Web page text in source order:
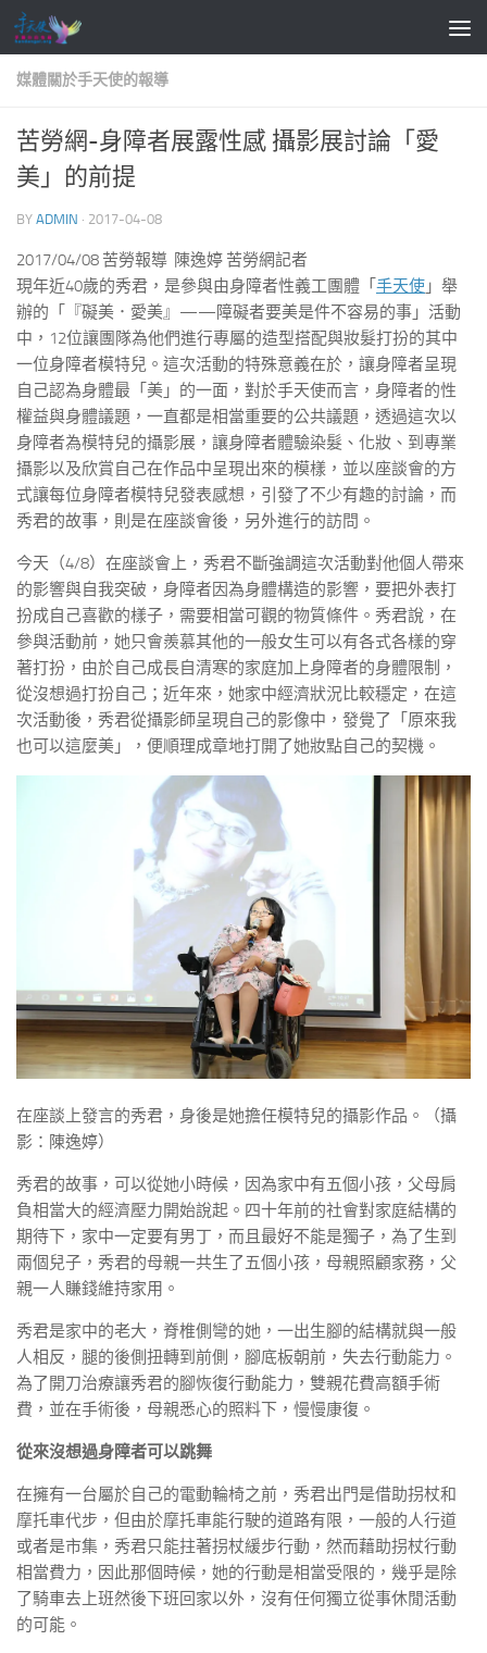
Skip to content
媒體關於手天使的報導
苦勞網-身障者展露性感 攝影展討論「愛
美」的前提
BY ADMIN · 2017-04-08
2017/04/08 苦勞報導 陳逸婷 苦勞網記者
現年近40歲的秀君，是參與由身障者性義工團體「 手天使 」舉
辦的「『礙美．愛美』——障礙者要美是件不容易的事」活動
中，12位讓團隊為他們進行專屬的造型搭配與妝髮打扮的其中
一位身障者模特兒。這次活動的特殊意義在於，讓身障者呈現
自己認為身體最「美」的一面，對於手天使而言，身障者的性
權益與身體議題，一直都是相當重要的公共議題，透過這次以
身障者為模特兒的攝影展，讓身障者體驗染髮、化妝、到專業
攝影以及欣賞自己在作品中呈現出來的模樣，並以座談會的方
式讓每位身障者模特兒發表感想，引發了不少有趣的討論，而
秀君的故事，則是在座談會後，另外進行的訪問。
今天（4/8）在座談會上，秀君不斷強調這次活動對他個人帶來
的影響與自我突破，身障者因為身體構造的影響，要把外表打
扮成自己喜歡的樣子，需要相當可觀的物質條件。秀君說，在
參與活動前，她只會羨慕其他的一般女生可以有各式各樣的穿
著打扮，由於自己成長自清寒的家庭加上身障者的身體限制，
從沒想過打扮自己；近年來，她家中經濟狀況比較穩定，在這
次活動後，秀君從攝影師呈現自己的影像中，發覺了「原來我
也可以這麼美」，便順理成章地打開了她妝點自己的契機。
在座談上發言的秀君，身後是她擔任模特兒的攝影作品。（攝
影：陳逸婷）
秀君的故事，可以從她小時候，因為家中有五個小孩，父母肩
負相當大的經濟壓力開始說起。四十年前的社會對家庭結構的
期待下，家中一定要有男丁，而且最好不能是獨子，為了生到
兩個兒子，秀君的母親一共生了五個小孩，母親照顧家務，父
親一人賺錢維持家用。
秀君是家中的老大，脊椎側彎的她，一出生腳的結構就與一般
人相反，腿的後側扭轉到前側，腳底板朝前，失去行動能力。
為了開刀治療讓秀君的腳恢復行動能力，雙親花費高額手術
費，並在手術後，母親悉心的照料下，慢慢康復。
從來沒想過身障者可以跳舞
在擁有一台屬於自己的電動輪椅之前，秀君出門是借助拐杖和
摩托車代步，但由於摩托車能行駛的道路有限，一般的人行道
或者是市集，秀君只能拄著拐杖緩步行動，然而藉助拐杖行動
相當費力，因此那個時候，她的行動是相當受限的，幾乎是除
了騎車去上班然後下班回家以外，沒有任何獨立從事休閒活動
的可能。